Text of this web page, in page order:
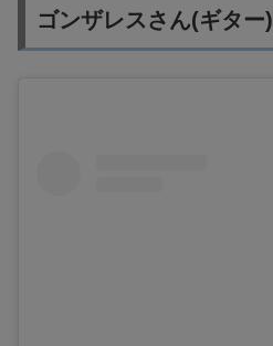
ゴンザレスさん(ギター)